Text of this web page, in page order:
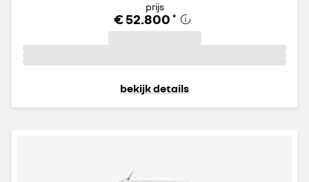
prijs
€ 52.800 *
bekijk details